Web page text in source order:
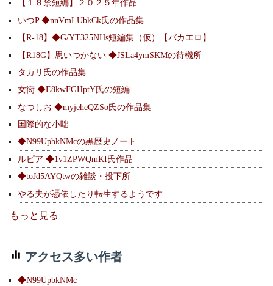
【１８禁短編】２０２５年作品
いつP ◆nnVmLUbkCk氏の作品集
【R-18】◆G/YT325NHs短編集（仮）【バカエロ】
【R18G】思いつかない ◆JSLa4ymSKMの待機所
タカリ氏の作品集
女衒 ◆E8kwFGHptY氏の短編
なつしお ◆myjeheQZSo氏の作品集
国際的な小咄
◆N99UpbkNMcの黒歴史ノート
ルピア ◆1v1ZPWQmKI氏作品
◆toJd5AYQtwの雑談・投下所
やる夫が憑依したり転生するようです
もっと見る
アクセス多い作者
◆N99UpbkNMc